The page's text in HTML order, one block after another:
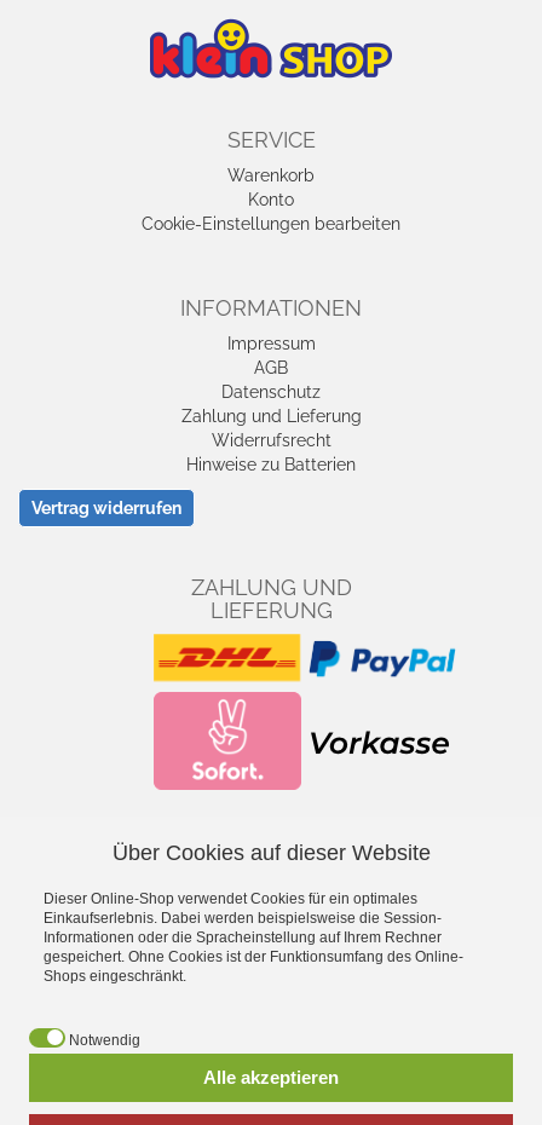
SERVICE
Warenkorb
Konto
Cookie-Einstellungen bearbeiten
INFORMATIONEN
Impressum
AGB
Datenschutz
Zahlung und Lieferung
Widerrufsrecht
Hinweise zu Batterien
Vertrag widerrufen
ZAHLUNG UND
LIEFERUNG
*inkl. MwSt., zzgl.Versandkosten
- Entdecke die Theo Klein Spielzeug-Welt -
Bosch Car Service Spielzeug
Steps Magnetpuzzle·Electrolux Haushaltsspielzeug·Emmas
Kitchen Spielgeschirr· Fashion Passion Nähspielzeug
Fighter Henry Feuerwehrspielzeug·Hot Wheels·Klein goes Bio
Über Cookies auf dieser Website
Dieser Online-Shop verwendet Cookies für ein optimales
Einkaufserlebnis. Dabei werden beispielsweise die Session-
Informationen oder die Spracheinstellung auf Ihrem Rechner
gespeichert. Ohne Cookies ist der Funktionsumfang des Online-
Shops eingeschränkt.
Notwendig
Alle akzeptieren